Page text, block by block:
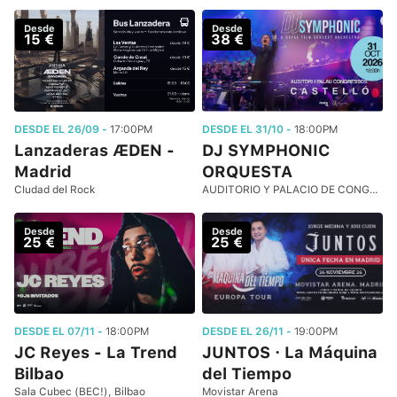
Desde
15 €
DESDE EL 26/09 - 17:00PM
Lanzaderas ÆDEN -
Madrid
CIudad del Rock
Desde
38 €
DESDE EL 31/10 -18:00PM
DJ SYMPHONIC
ORQUESTA
AUDITORIO Y PALACIO DE CONGRESOS DE CASTELLÓN
Desde
25 €
DESDE EL 07/11 - 18:00PM
JC Reyes - La Trend
Bilbao
Sala Cubec (BEC!), Bilbao
Desde
25 €
DESDE EL 26/11 -19:00PM
JUNTOS · La Máquina
del Tiempo
Movistar Arena